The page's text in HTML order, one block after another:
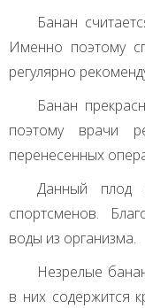
Банан
Именно поэтому
регулярно
Банан
поэтому врачи
перенесенных
Данный плод
спортсменов.
воды из организма.
Незрелые
в них содержится